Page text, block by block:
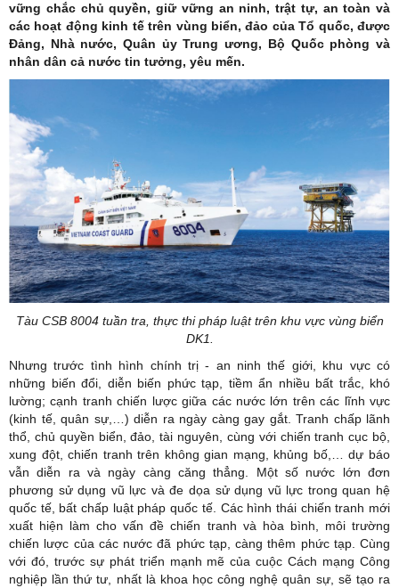
vững chắc chủ quyền, giữ vững an ninh, trật tự, an toàn và
các hoạt động kinh tế trên vùng biển, đảo của Tổ quốc, được
Đảng, Nhà nước, Quân ủy Trung ương, Bộ Quốc phòng và
nhân dân cả nước tin tưởng, yêu mến.
Tàu CSB 8004 tuần tra, thực thi pháp luật trên khu vực vùng biển
DK1.
Nhưng trước tình hình chính trị - an ninh thế giới, khu vực có
những biến đổi, diễn biến phức tạp, tiềm ẩn nhiều bất trắc, khó
lường; cạnh tranh chiến lược giữa các nước lớn trên các lĩnh vực
(kinh tế, quân sự,…) diễn ra ngày càng gay gắt. Tranh chấp lãnh
thổ, chủ quyền biển, đảo, tài nguyên, cùng với chiến tranh cục bộ,
xung đột, chiến tranh trên không gian mạng, khủng bố,… dự báo
vẫn diễn ra và ngày càng căng thẳng. Một số nước lớn đơn
phương sử dụng vũ lực và đe dọa sử dụng vũ lực trong quan hệ
quốc tế, bất chấp luật pháp quốc tế. Các hình thái chiến tranh mới
xuất hiện làm cho vấn đề chiến tranh và hòa bình, môi trường
chiến lược của các nước đã phức tạp, càng thêm phức tạp. Cùng
với đó, trước sự phát triển mạnh mẽ của cuộc Cách mạng Công
nghiệp lần thứ tư, nhất là khoa học công nghệ quân sự, sẽ tạo ra